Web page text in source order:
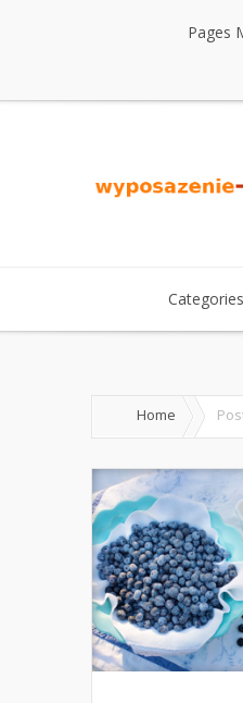
Pages
Home